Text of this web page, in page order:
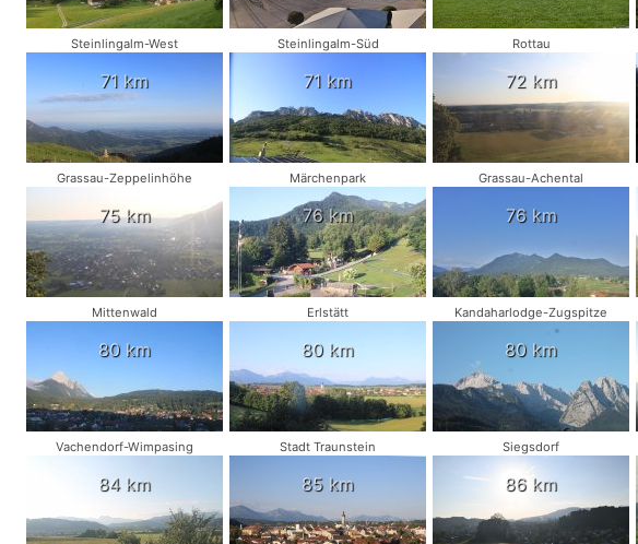
Steinlingalm-West
71 km
Steinlingalm-Süd
71 km
Rottau
72 km
Grassau-Zeppelinhöhe
75 km
Märchenpark
76 km
Grassau-Achental
76 km
Mittenwald
80 km
Erlstätt
80 km
Kandaharlodge-Zugspitze
80 km
Vachendorf-Wimpasing
84 km
Stadt Traunstein
85 km
Siegsdorf
86 km